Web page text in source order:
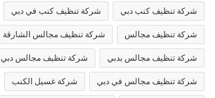
شركة تنظيف كنب دبي شركة تنظيف كنب في دبي
شركة تنظيف مجالس شركة تنظيف مجالس الشارقة
شركة تنظيف مجالس بدبي شركة تنظيف مجالس دبي
شركة تنظيف مجالس في دبي شركة غسيل الكنب